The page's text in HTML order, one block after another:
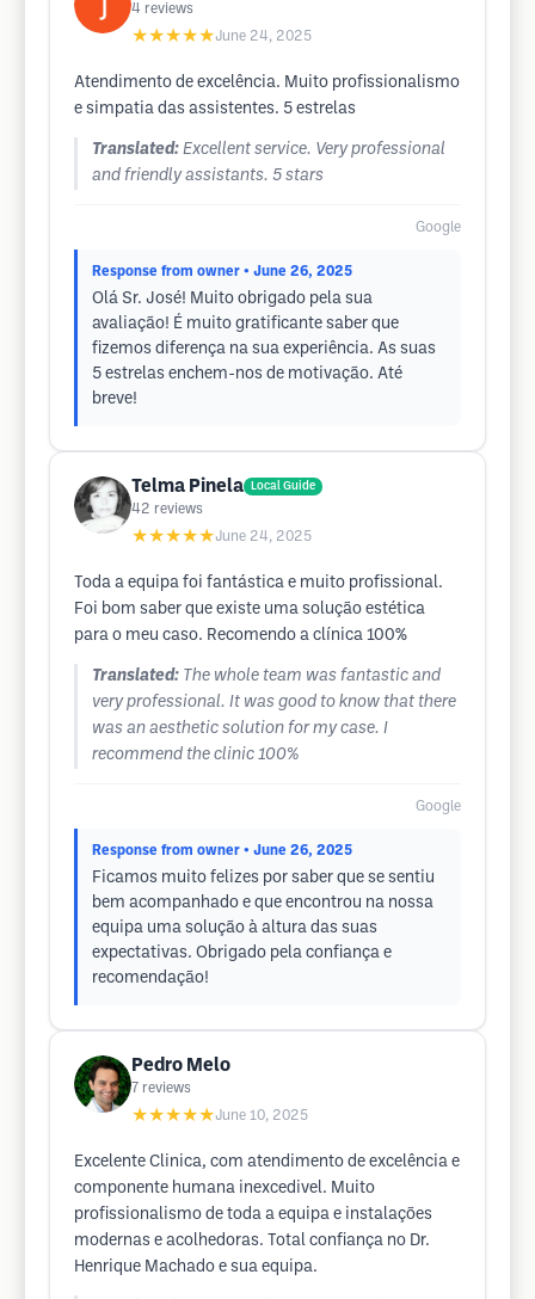
4 reviews
★★★★★June 24, 2025
Atendimento de excelência. Muito profissionalismo
e simpatia das assistentes. 5 estrelas
Translated: Excellent service. Very professional
and friendly assistants. 5 stars
Google
Response from owner • June 26, 2025
Olá Sr. José! Muito obrigado pela sua
avaliação! É muito gratificante saber que
fizemos diferença na sua experiência. As suas
5 estrelas enchem-nos de motivação. Até
breve!
Telma Pinela Local Guide
42 reviews
★★★★★June 24, 2025
Toda a equipa foi fantástica e muito profissional.
Foi bom saber que existe uma solução estética
para o meu caso. Recomendo a clínica 100%
Translated: The whole team was fantastic and
very professional. It was good to know that there
was an aesthetic solution for my case. I
recommend the clinic 100%
Google
Response from owner • June 26, 2025
Ficamos muito felizes por saber que se sentiu
bem acompanhado e que encontrou na nossa
equipa uma solução à altura das suas
expectativas. Obrigado pela confiança e
recomendação!
Pedro Melo
7 reviews
★★★★★June 10, 2025
Excelente Clinica, com atendimento de excelência e
componente humana inexcedivel. Muito
profissionalismo de toda a equipa e instalações
modernas e acolhedoras. Total confiança no Dr.
Henrique Machado e sua equipa.